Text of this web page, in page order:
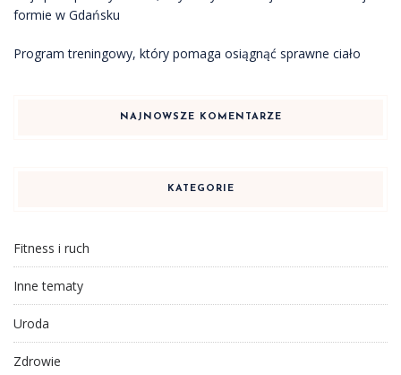
formie w Gdańsku
Program treningowy, który pomaga osiągnąć sprawne ciało
NAJNOWSZE KOMENTARZE
KATEGORIE
Fitness i ruch
Inne tematy
Uroda
Zdrowie